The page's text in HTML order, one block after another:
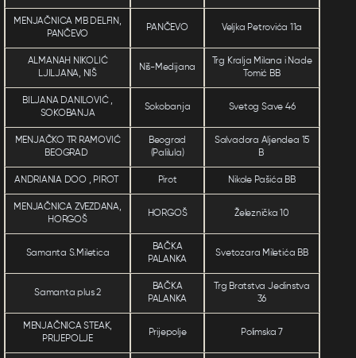
MENJAČNICA MB DELFIN,
PANČEVO
PANČEVO Veljka Petrovića 11a
ALMANAH NIKOLIĆ
LJILJANA, NIŠ
Niš-Medijana
Trg Kralja Milana i Nade
Tomić BB
BILJANA DANILOVIĆ ,
SOKOBANJA
Sokobanja Svetog Save 46
MENJAČKO TR RAMOVIĆ
BEOGRAD
Beograd
(Palilula)
Salvadora Aljendea 15
B
ANDRIANIA DOO , PIROT Pirot Nikole Pašića BB
MENJAČNICA ZVEZDANA,
HORGOŠ
HORGOŠ Železnička 10
Samanta S.Miletica
BAČKA
PALANKA
Svetozara Miletića BB
Samanta plus 2
BAČKA
PALANKA
Trg Bratstva Jedinstva
36
MENJAČNICA STEAK,
PRIJEPOLJE
Prijepolje Polimska 7